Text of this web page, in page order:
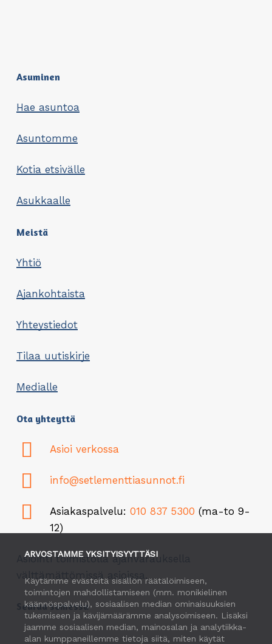
ARVOSTAMME YKSITYISYYTTÄSI
Käytämme evästeitä sisällön räätälöimiseen,
toimintojen mahdollistamiseen (mm. monikielinen
käännöspalvelu), sosiaalisen median ominaisuuksien
tukemiseen ja kävijämäärämme analysoimiseen. Lisäksi
jaamme sosiaalisen median, mainosalan ja analytiikka-
alan kumppaneillemme tietoja siitä, miten käytät
Asuminen
Hae asuntoa
Asuntomme
Kotia etsivälle
Asukkaalle
Meistä
Yhtiö
Ajankohtaista
Yhteystiedot
Tilaa uutiskirje
Medialle
Ota yhteyttä
Asioi verkossa
info@setlementtiasunnot.fi
Asiakaspalvelu:010 837 5300 (ma-to 9-
12)
Asiointi toimistolla ajanvarauksella
välttämättömissä asioissa.
Seuraa somessa